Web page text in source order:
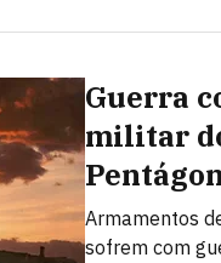
Guerra
militar
Armamentos
sofrem com